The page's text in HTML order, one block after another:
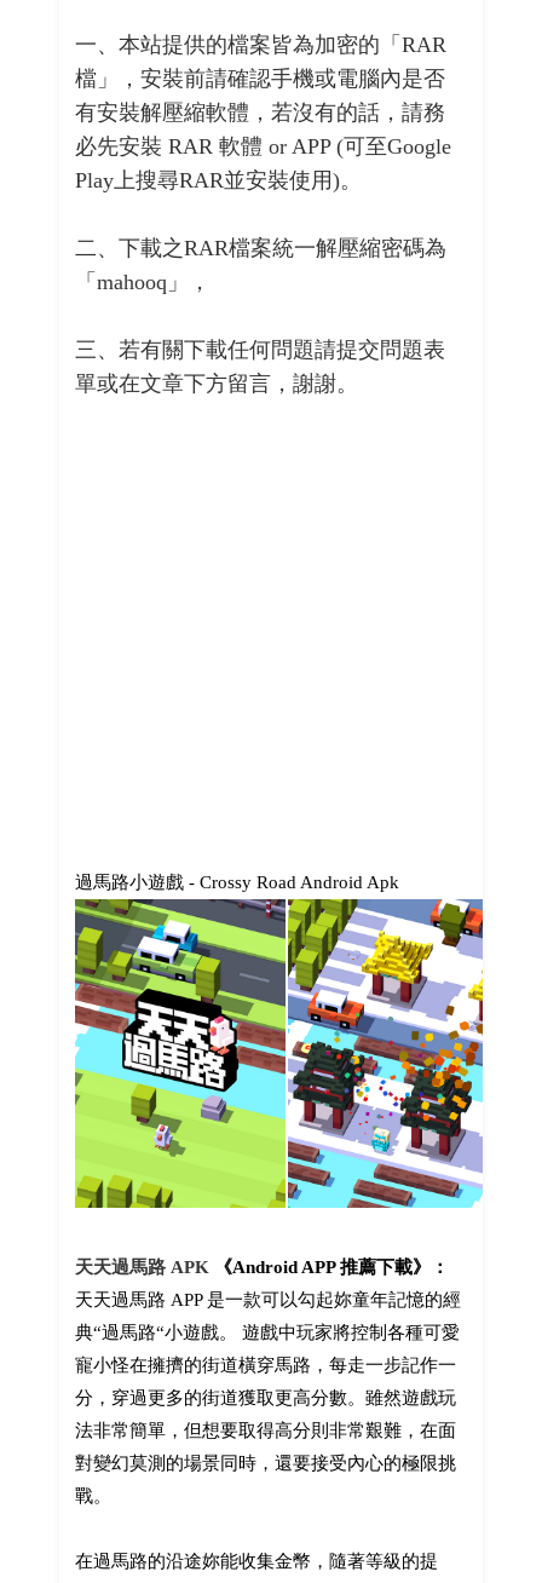
一、本站提供的檔案皆為加密的「RAR
檔」，安裝前請確認手機或電腦內是否
有安裝解壓縮軟體，若沒有的話，請務
必先安裝 RAR 軟體 or APP (可至Google
Play上搜尋RAR並安裝使用)。
二、下載之RAR檔案統一解壓縮密碼為
「mahooq」，
三、若有關下載任何問題請提交問題表
單或在文章下方留言，謝謝。
過馬路小遊戲 - Crossy Road Android Apk
天天過馬路 APK《Android APP 推薦下載》：
天天過馬路 APP 是一款可以勾起妳童年記憶的經
典“過馬路“小遊戲。 遊戲中玩家將控制各種可愛
寵小怪在擁擠的街道橫穿馬路，每走一步記作一
分，穿過更多的街道獲取更高分數。雖然遊戲玩
法非常簡單，但想要取得高分則非常艱難，在面
對變幻莫測的場景同時，還要接受內心的極限挑
戰。
在過馬路的沿途妳能收集金幣，隨著等級的提